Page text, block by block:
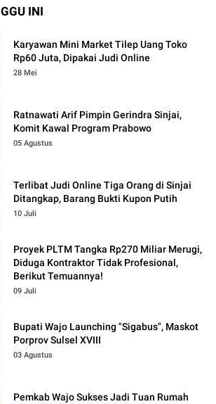
INI
Karyawan Mini Market Tilep Uang Toko
Rp60 Juta, Dipakai Judi Online
28 Mei
Ratnawati Arif Pimpin Gerindra Sinjai,
Komit Kawal Program Prabowo
05 Agustus
Terlibat Judi Online Tiga Orang di Sinjai
Ditangkap, Barang Bukti Kupon Putih
10 Juli
Proyek PLTM Tangka Rp270 Miliar Merugi,
Diduga Kontraktor Tidak Profesional,
Berikut Temuannya!
09 Juli
Bupati Wajo Launching "Sigabus", Maskot
Porprov Sulsel XVIII
03 Agustus
Pemkab Wajo Sukses Jadi Tuan Rumah